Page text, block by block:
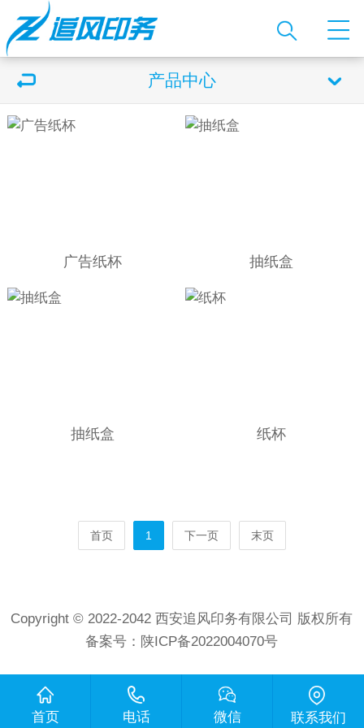
产品中心
广告纸杯 抽纸盒
抽纸盒 纸杯
首页 1 下一页 末页
Copyright © 2022-2042 西安追风印务有限公司 版权所有
备案号： 陕ICP备2022004070号
首页 电话 微信 联系我们